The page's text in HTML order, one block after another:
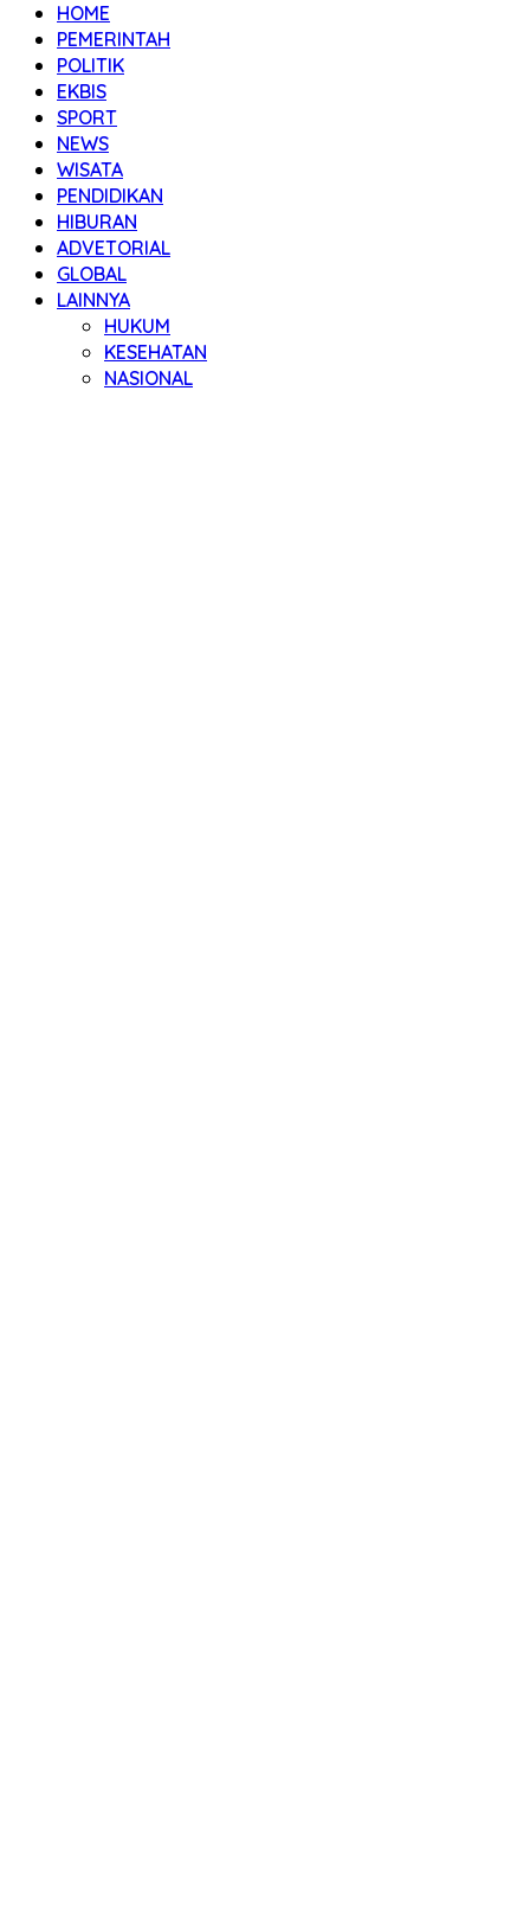
HOME
PEMERINTAH
POLITIK
EKBIS
SPORT
NEWS
WISATA
PENDIDIKAN
HIBURAN
ADVETORIAL
GLOBAL
LAINNYA
HUKUM
KESEHATAN
NASIONAL